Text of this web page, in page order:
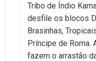
Tribo de Índio
desfile os blocos
Brasinhas,
Príncipe de Roma.
fazem o arrastão